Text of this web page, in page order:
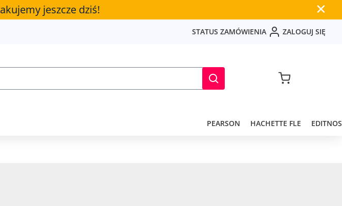
jeszcze dziś! ✕
STATUS ZAMÓWIENIA ZALOGUJ SIĘ
PEARSON HACHETTE FLE EDITNOS